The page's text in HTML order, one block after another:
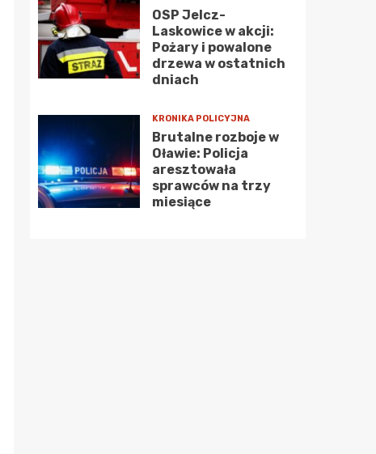
OSP Jelcz-
Laskowice w akcji:
Pożary i powalone
drzewa w ostatnich
dniach
KRONIKA POLICYJNA
Brutalne rozboje w
Oławie: Policja
aresztowała
sprawców na trzy
miesiące